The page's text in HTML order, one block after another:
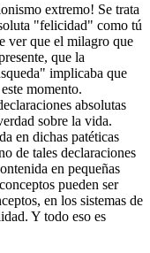
extremo! Se trata
"felicidad" como tú
ver que el milagro que
que la
implicaba que
momento.
absolutas
sobre la vida.
en dichas patéticas
de tales declaraciones
en pequeñas
pueden ser
en los sistemas de
Y todo eso es